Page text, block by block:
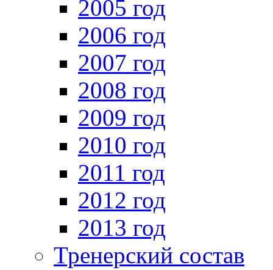
2005 год
2006 год
2007 год
2008 год
2009 год
2010 год
2011 год
2012 год
2013 год
Тренерский состав